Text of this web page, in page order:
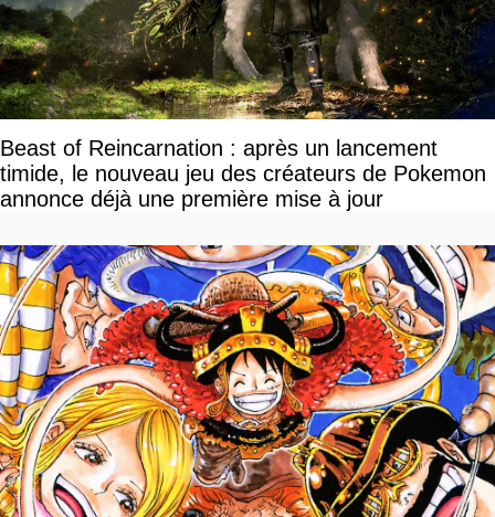
Beast of Reincarnation : après un lancement
timide, le nouveau jeu des créateurs de Pokemon
annonce déjà une première mise à jour